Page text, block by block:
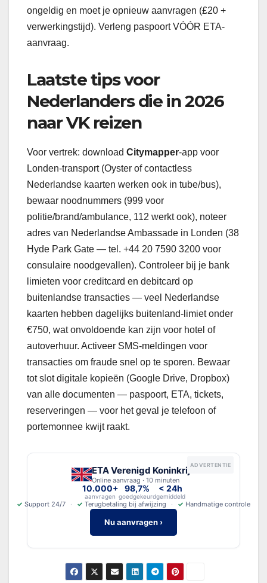
ongeldig en moet je opnieuw aanvragen (£20 +
verwerkingstijd). Verleng paspoort VÓÓR ETA-
aanvraag.
Laatste tips voor
Nederlanders die in 2026
naar VK reizen
Voor vertrek: download Citymapper-app voor
Londen-transport (Oyster of contactless
Nederlandse kaarten werken ook in tube/bus),
bewaar noodnummers (999 voor
politie/brand/ambulance, 112 werkt ook), noteer
adres van Nederlandse Ambassade in Londen (38
Hyde Park Gate — tel. +44 20 7590 3200 voor
consulaire noodgevallen). Controleer bij je bank
limieten voor creditcard en debitcard op
buitenlandse transacties — veel Nederlandse
kaarten hebben dagelijks buitenland-limiet onder
€750, wat onvoldoende kan zijn voor hotel of
autoverhuur. Activeer SMS-meldingen voor
transacties om fraude snel op te sporen. Bewaar
tot slot digitale kopieën (Google Drive, Dropbox)
van alle documenten — paspoort, ETA, tickets,
reserveringen — voor het geval je telefoon of
portemonnee kwijt raakt.
ADVERTENTIE
ETA Verenigd Koninkrijk
Online aanvraag · 10 minuten
10.000+
aanvragen
98,7%
goedgekeurd
< 24h
gemiddeld
✓ Support 24/7 ✓ Terugbetaling bij afwijzing ✓ Handmatige controle
Nu aanvragen ›